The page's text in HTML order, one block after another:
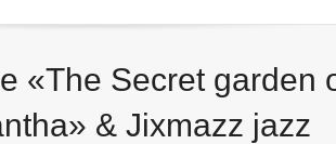
«The Secret garden
& Jixmazz jazz